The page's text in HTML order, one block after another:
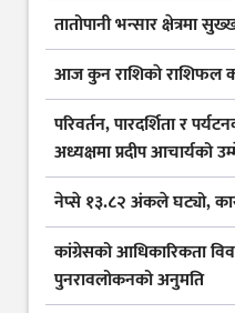
तातोपानी भन्सार क्षेत्रमा
आज कुन राशिकाे राशिफल
परिवर्तन, पारदर्शिता र
अध्यक्षमा प्रदीप आचार्यको
नेप्से १३.८२ अंकले घट्यो,
कांग्रेसको आधिकारिकता
पुनरावलोकनको अनुमति